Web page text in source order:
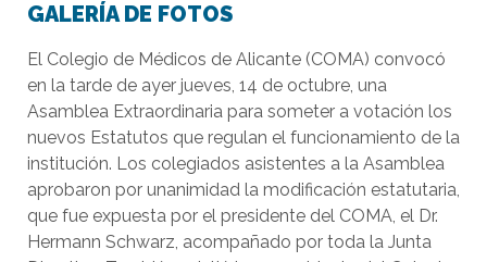
GALERÍA DE FOTOS
El Colegio de Médicos de Alicante (COMA) convocó
en la tarde de ayer jueves, 14 de octubre, una
Asamblea Extraordinaria para someter a votación los
nuevos Estatutos que regulan el funcionamiento de la
institución. Los colegiados asistentes a la Asamblea
aprobaron por unanimidad la modificación estatutaria,
que fue expuesta por el presidente del COMA, el Dr.
Hermann Schwarz, acompañado por toda la Junta